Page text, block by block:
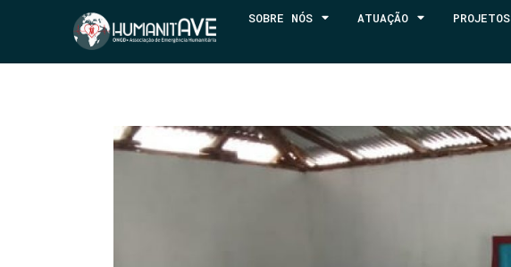
SOBRE NÓS ATUAÇÃO PROJETOS